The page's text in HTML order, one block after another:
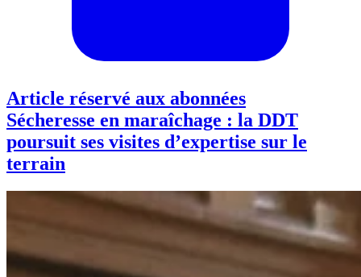
Article réservé aux abonnées
Sécheresse en maraîchage : la DDT
poursuit ses visites d’expertise sur le
terrain